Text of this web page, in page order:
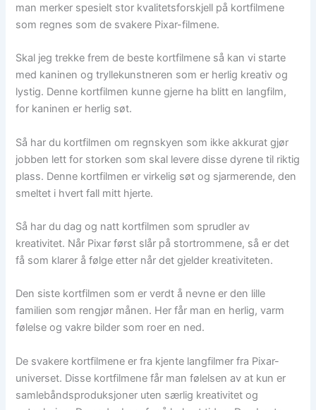
man merker spesielt stor kvalitetsforskjell på kortfilmene
som regnes som de svakere Pixar-filmene.
Skal jeg trekke frem de beste kortfilmene så kan vi starte
med kaninen og tryllekunstneren som er herlig kreativ og
lystig. Denne kortfilmen kunne gjerne ha blitt en langfilm,
for kaninen er herlig søt.
Så har du kortfilmen om regnskyen som ikke akkurat gjør
jobben lett for storken som skal levere disse dyrene til riktig
plass. Denne kortfilmen er virkelig søt og sjarmerende, den
smeltet i hvert fall mitt hjerte.
Så har du dag og natt kortfilmen som sprudler av
kreativitet. Når Pixar først slår på stortrommene, så er det
få som klarer å følge etter når det gjelder kreativiteten.
Den siste kortfilmen som er verdt å nevne er den lille
familien som rengjør månen. Her får man en herlig, varm
følelse og vakre bilder som roer en ned.
De svakere kortfilmene er fra kjente langfilmer fra Pixar-
universet. Disse kortfilmene får man følelsen av at kun er
samlebåndsproduksjoner uten særlig kreativitet og